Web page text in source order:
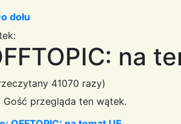
dołu
na
41070 razy)
przegląda ten wątek.